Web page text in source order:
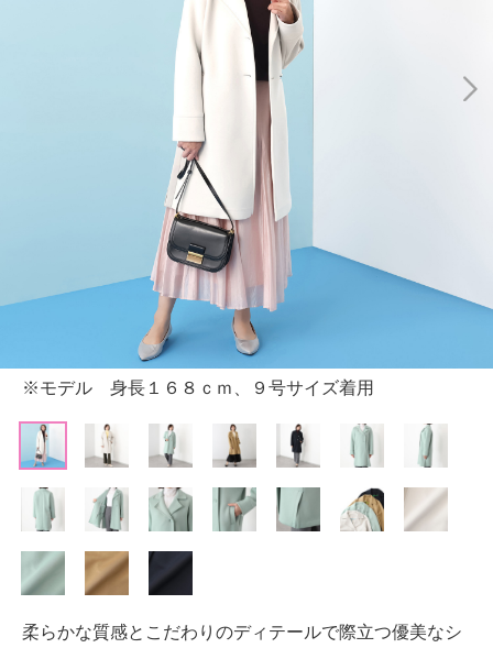
※モデル 身長１６８ｃｍ、９号サイズ着用
柔らかな質感とこだわりのディテールで際立つ優美なシ